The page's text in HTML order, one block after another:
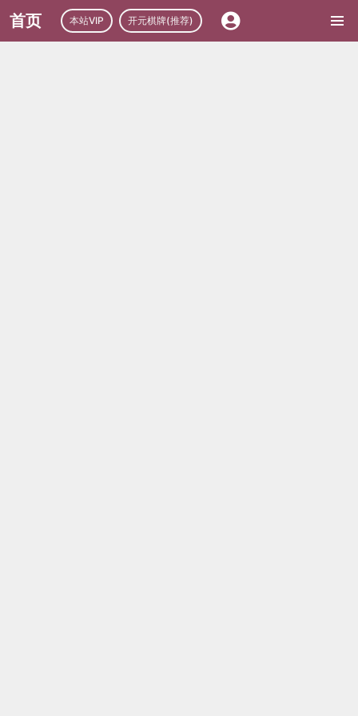
首页 本站VIP 开元棋牌(推荐)